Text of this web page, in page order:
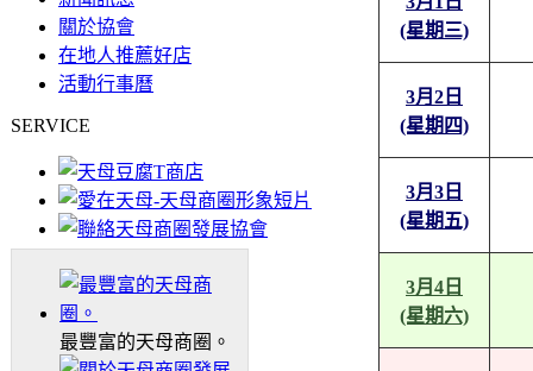
關於協會
在地人推薦好店
活動行事曆
SERVICE
最豐富的天母商圈。
(星期三)
3月2日
(星期四)
3月3日
(星期五)
3月4日
(星期六)